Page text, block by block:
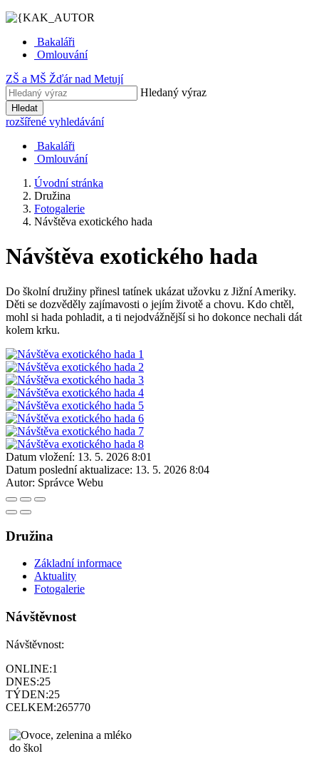
Bakaláři
Omlouvání
ZŠ a MŠ Žďár nad Metují
Hledaný výraz
Hledat
rozšířené vyhledávání
Bakaláři
Omlouvání
Úvodní stránka
Družina
Fotogalerie
Návštěva exotického hada
Návštěva exotického hada
Do školní družiny přinesl tatínek ukázat užovku z Jižní Ameriky.
Děti se dozvěděly zajímavosti o jejím životě a chovu. Kdo chtěl,
mohl si hada pohladit, a ti nejodvážnější si ho dokonce nechali dát
kolem krku.
Datum vložení: 13. 5. 2026 8:01
Datum poslední aktualizace: 13. 5. 2026 8:04
Autor: Správce Webu
Družina
Základní informace
Aktuality
Fotogalerie
Návštěvnost
Návštěvnost:
ONLINE:1
DNES:25
TÝDEN:25
CELKEM:265770